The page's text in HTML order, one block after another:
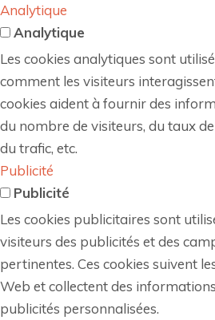
Analytique
Analytique
Les cookies analytiques sont
comment les visiteurs
cookies aident à fournir des
du nombre de visiteurs, du taux
du trafic, etc.
Publicité
Publicité
Les cookies publicitaires sont
visiteurs des publicités et des
pertinentes. Ces cookies suivent
Web et collectent des
publicités personnalisées.